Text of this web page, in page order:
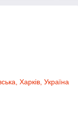
Харків, Україна